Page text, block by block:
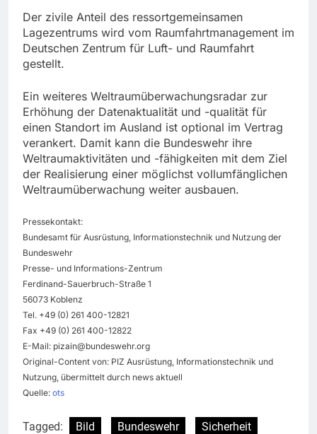
Der zivile Anteil des ressortgemeinsamen
Lagezentrums wird vom Raumfahrtmanagement im
Deutschen Zentrum für Luft- und Raumfahrt
gestellt.
Ein weiteres Weltraumüberwachungsradar zur
Erhöhung der Datenaktualität und -qualität für
einen Standort im Ausland ist optional im Vertrag
verankert. Damit kann die Bundeswehr ihre
Weltraumaktivitäten und -fähigkeiten mit dem Ziel
der Realisierung einer möglichst vollumfänglichen
Weltraumüberwachung weiter ausbauen.
Pressekontakt:
Bundesamt für Ausrüstung, Informationstechnik und Nutzung der
Bundeswehr
Presse- und Informations-Zentrum
Ferdinand-Sauerbruch-Straße 1
56073 Koblenz
Tel. +49 (0) 261 400-12821
Fax +49 (0) 261 400-12822
E-Mail: pizain@bundeswehr.org
Original-Content von: PIZ Ausrüstung, Informationstechnik und
Nutzung, übermittelt durch news aktuell
Quelle: ots
Tagged: Bild Bundeswehr
Sicherheit